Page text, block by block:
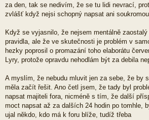
za den, tak se nedivím, že se tu lidi nevrací,
zvlášť když nejsi schopný napsat ani soukromou
Když se vyjasnilo, že nejsem mentálně
pravidla, ale že ve skutečnosti je problém v
hezky poprosil o promazání toho elaborátu
Lyry, protože opravdu nehodlám být za debila
A myslím, že nebudu mluvit jen za sebe, že by
měla začít řešit. Ano četl jsem, že tady byl
napsat majiteli fora, nicméně s tím, že další
moct napsat až za dalších 24 hodin po tomhle,
ujal někdo, kdo má k foru blíže, tudíž třeba